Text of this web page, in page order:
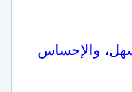
والإحساس